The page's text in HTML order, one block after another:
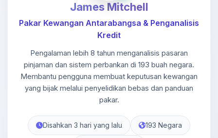
James Mitchell
Pakar Kewangan Antarabangsa & Penganalisis
Kredit
Pengalaman lebih 8 tahun menganalisis pasaran
pinjaman dan sistem perbankan di 193 buah negara.
Membantu pengguna membuat keputusan kewangan
yang bijak melalui penyelidikan bebas dan panduan
pakar.
Disahkan 3 hari yang lalu 193 Negara